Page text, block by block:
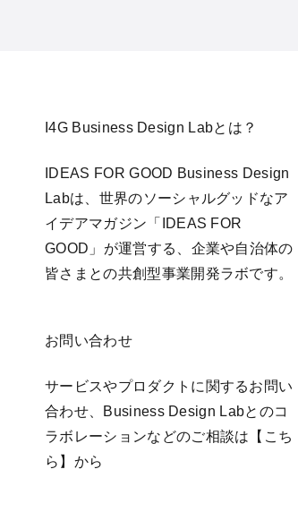
I4G Business Design Labとは？
IDEAS FOR GOOD Business Design
Labは、世界のソーシャルグッドなア
イデアマガジン「IDEAS FOR
GOOD」が運営する、企業や自治体の
皆さまとの共創型事業開発ラボです。
お問い合わせ
サービスやプロダクトに関するお問い
合わせ、Business Design Labとのコ
ラボレーションなどのご相談は 【こち
ら】 から